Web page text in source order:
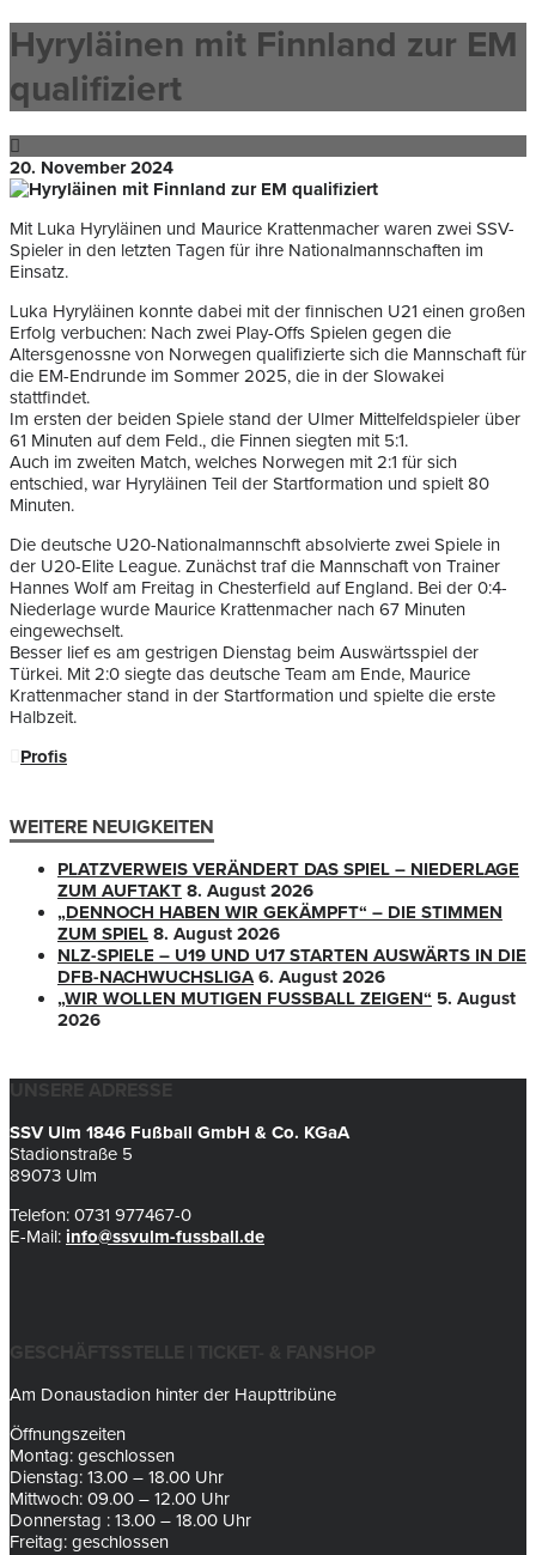
Hyryläinen mit Finnland zur EM
qualifiziert
20. November 2024
Mit Luka Hyryläinen und Maurice Krattenmacher waren zwei SSV-
Spieler in den letzten Tagen für ihre Nationalmannschaften im
Einsatz.
Luka Hyryläinen konnte dabei mit der finnischen U21 einen großen
Erfolg verbuchen: Nach zwei Play-Offs Spielen gegen die
Altersgenossne von Norwegen qualifizierte sich die Mannschaft für
die EM-Endrunde im Sommer 2025, die in der Slowakei
stattfindet.
Im ersten der beiden Spiele stand der Ulmer Mittelfeldspieler über
61 Minuten auf dem Feld., die Finnen siegten mit 5:1.
Auch im zweiten Match, welches Norwegen mit 2:1 für sich
entschied, war Hyryläinen Teil der Startformation und spielt 80
Minuten.
Die deutsche U20-Nationalmannschft absolvierte zwei Spiele in
der U20-Elite League. Zunächst traf die Mannschaft von Trainer
Hannes Wolf am Freitag in Chesterfield auf England. Bei der 0:4-
Niederlage wurde Maurice Krattenmacher nach 67 Minuten
eingewechselt.
Besser lief es am gestrigen Dienstag beim Auswärtsspiel der
Türkei. Mit 2:0 siegte das deutsche Team am Ende, Maurice
Krattenmacher stand in der Startformation und spielte die erste
Halbzeit.
Profis
WEITERE NEUIGKEITEN
PLATZVERWEIS VERÄNDERT DAS SPIEL – NIEDERLAGE
ZUM AUFTAKT 8. August 2026
„DENNOCH HABEN WIR GEKÄMPFT“ – DIE STIMMEN
ZUM SPIEL 8. August 2026
NLZ-SPIELE – U19 UND U17 STARTEN AUSWÄRTS IN DIE
DFB-NACHWUCHSLIGA 6. August 2026
„WIR WOLLEN MUTIGEN FUSSBALL ZEIGEN“
5. August
2026
UNSERE ADRESSE
SSV Ulm 1846 Fußball GmbH & Co. KGaA
Stadionstraße 5
89073 Ulm
Telefon: 0731 977467-0
E-Mail: info@ssvulm-fussball.de
GESCHÄFTSSTELLE | TICKET- & FANSHOP
Am Donaustadion hinter der Haupttribüne
Öffnungszeiten
Montag: geschlossen
Dienstag: 13.00 – 18.00 Uhr
Mittwoch: 09.00 – 12.00 Uhr
Donnerstag : 13.00 – 18.00 Uhr
Freitag: geschlossen